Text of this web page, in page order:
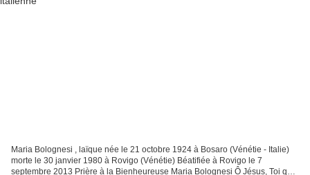
Maria Bolognesi , laïque née le 21 octobre 1924 à Bosaro (Vénétie - Italie)
morte le 30 janvier 1980 à Rovigo (Vénétie) Béatifiée à Rovigo le 7
septembre 2013 Prière à la Bienheureuse Maria Bolognesi Ô Jésus, Toi qui